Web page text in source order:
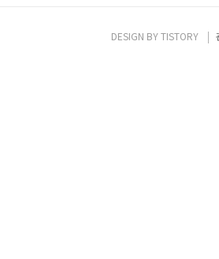
DESIGN BYTISTORY